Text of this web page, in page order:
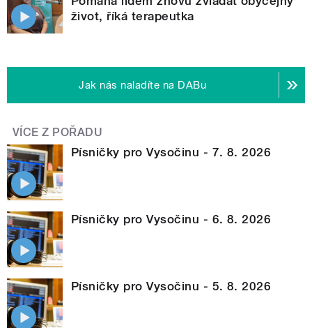
život, říká terapeutka
Jak nás naladíte na DABu
VÍCE Z POŘADU
Písničky pro Vysočinu - 7. 8. 2026
Písničky pro Vysočinu - 6. 8. 2026
Písničky pro Vysočinu - 5. 8. 2026